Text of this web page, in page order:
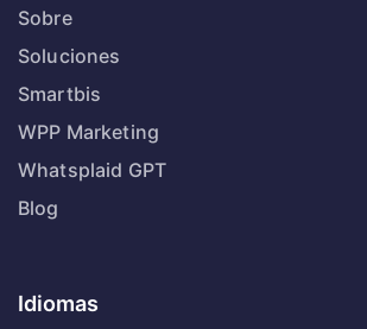
Sobre
Soluciones
Smartbis
WPP Marketing
Whatsplaid GPT
Blog
Idiomas